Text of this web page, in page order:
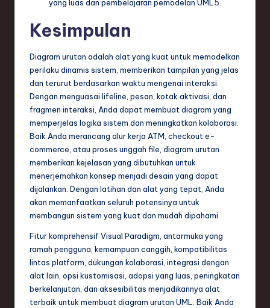
yang luas dan pembelajaran pemodelan UML5
Kesimpulan
Diagram urutan adalah alat yang kuat untuk memodelkan
perilaku dinamis sistem, memberikan tampilan yang jelas
dan terurut berdasarkan waktu mengenai interaksi.
Dengan menguasai lifeline, pesan, kotak aktivasi, dan
fragmen interaksi, Anda dapat membuat diagram yang
memperjelas logika sistem dan meningkatkan kolaborasi.
Baik Anda merancang alur kerja ATM, checkout e-
commerce, atau proses unggah file, diagram urutan
memberikan kejelasan yang dibutuhkan untuk
menerjemahkan konsep menjadi desain yang dapat
dijalankan. Dengan latihan dan alat yang tepat, Anda
akan memanfaatkan seluruh potensinya untuk
membangun sistem yang kuat dan mudah dipahami
Fitur komprehensif Visual Paradigm, antarmuka yang
ramah pengguna, kemampuan canggih, kompatibilitas
lintas platform, dukungan kolaborasi, integrasi dengan
alat lain, opsi kustomisasi, adopsi yang luas, peningkatan
berkelanjutan, dan aksesibilitas menjadikannya alat
terbaik untuk membuat diagram urutan UML. Baik Anda